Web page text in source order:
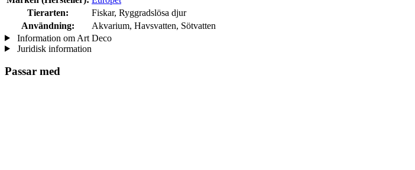
Tierarten:
Fiskar, Ryggradslösa djur
Användning:
Akvarium, Havsvatten, Sötvatten
Information om Art Deco
Juridisk information
Passar med